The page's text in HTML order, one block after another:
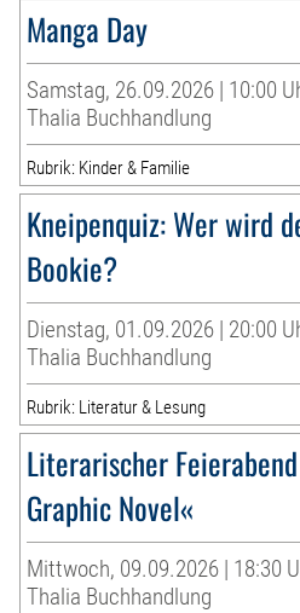
Manga Day
Samstag, 26.09.2026 | 10:00
Thalia Buchhandlung
Rubrik: Kinder & Familie
Kneipenquiz: Wer wird
Bookie?
Dienstag, 01.09.2026 | 20:00
Thalia Buchhandlung
Rubrik: Literatur & Lesung
Literarischer
Graphic Novel«
Mittwoch, 09.09.2026 | 18:30
Thalia Buchhandlung